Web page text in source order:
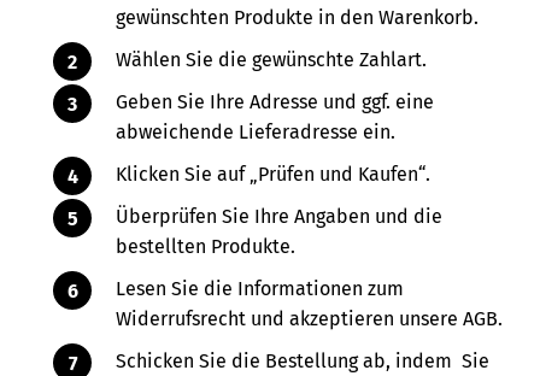
gewünschten Produkte in den Warenkorb.
Wählen Sie die gewünschte Zahlart.
Geben Sie Ihre Adresse und ggf. eine
abweichende Lieferadresse ein.
Klicken Sie auf „Prüfen und Kaufen“.
Überprüfen Sie Ihre Angaben und die
bestellten Produkte.
Lesen Sie die Informationen zum
Widerrufsrecht und akzeptieren unsere AGB.
Schicken Sie die Bestellung ab, indem Sie